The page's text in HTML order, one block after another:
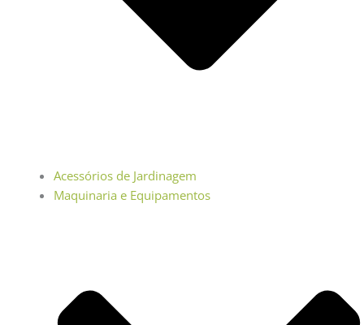
Acessórios de Jardinagem
Maquinaria e Equipamentos